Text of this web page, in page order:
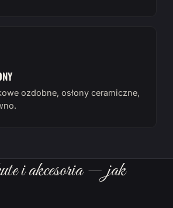
ozdobne, osłony ceramiczne,
i akcesoria — jak